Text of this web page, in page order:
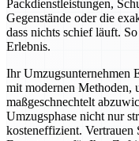
Packdienstleistungen,
Gegenstände oder die
dass nichts schief läuft.
Erlebnis.
Ihr Umzugsunternehmen
mit modernen Methoden,
maßgeschnechtelt
Umzugsphase nicht nur
kosteneffizient. Vertrauen